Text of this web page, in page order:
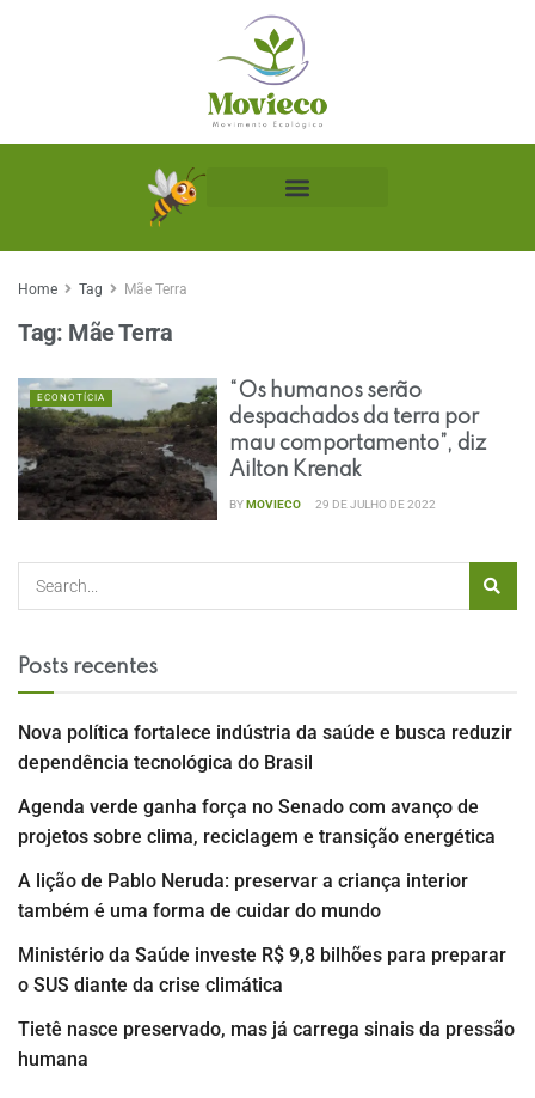
Home Tag Mãe Terra
Tag: Mãe Terra
ECONOTÍCIA
“Os humanos serão
despachados da terra por
mau comportamento”, diz
Ailton Krenak
BYMOVIECO 29 DE JULHO DE 2022
Posts recentes
Nova política fortalece indústria da saúde e busca reduzir
dependência tecnológica do Brasil
Agenda verde ganha força no Senado com avanço de
projetos sobre clima, reciclagem e transição energética
A lição de Pablo Neruda: preservar a criança interior
também é uma forma de cuidar do mundo
Ministério da Saúde investe R$ 9,8 bilhões para preparar
o SUS diante da crise climática
Tietê nasce preservado, mas já carrega sinais da pressão
humana